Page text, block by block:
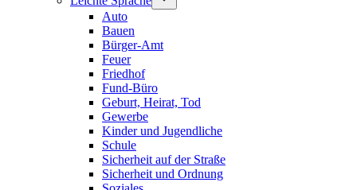
Auto
Bauen
Bürger-Amt
Feuer
Friedhof
Fund-Büro
Geburt, Heirat, Tod
Gewerbe
Kinder und Jugendliche
Schule
Sicherheit auf der Straße
Sicherheit und Ordnung